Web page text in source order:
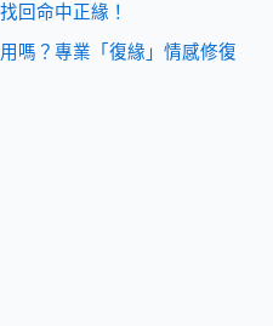
回命中正緣！
嗎？專業「復緣」情感修復